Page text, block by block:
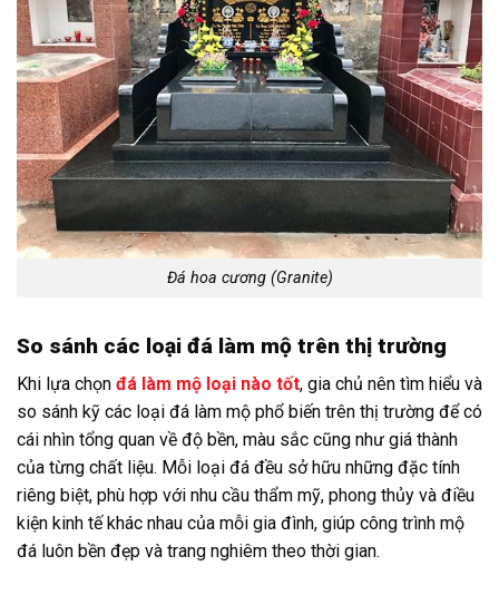
Đá hoa cương (Granite)
So sánh các loại đá làm mộ trên thị trường
Khi lựa chọn đá làm mộ loại nào tốt, gia chủ nên tìm hiểu và
so sánh kỹ các loại đá làm mộ phổ biến trên thị trường để có
cái nhìn tổng quan về độ bền, màu sắc cũng như giá thành
của từng chất liệu. Mỗi loại đá đều sở hữu những đặc tính
riêng biệt, phù hợp với nhu cầu thẩm mỹ, phong thủy và điều
kiện kinh tế khác nhau của mỗi gia đình, giúp công trình mộ
đá luôn bền đẹp và trang nghiêm theo thời gian.